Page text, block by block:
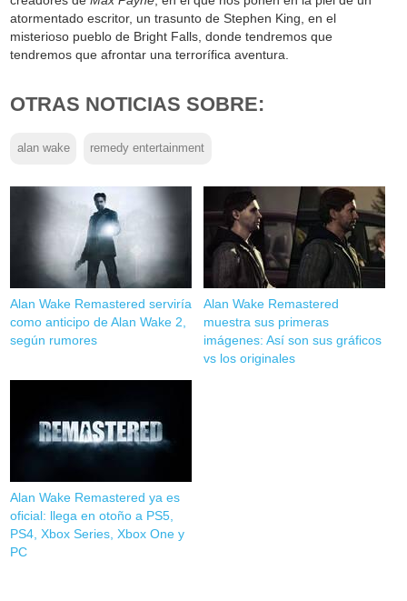
atormentado escritor, un trasunto de Stephen King, en el
misterioso pueblo de Bright Falls, donde tendremos que
tendremos que afrontar una terrorífica aventura.
OTRAS NOTICIAS SOBRE:
alan wake remedy entertainment
Alan Wake Remastered serviría
como anticipo de Alan Wake 2,
según rumores
Alan Wake Remastered
muestra sus primeras
imágenes: Así son sus gráficos
vs los originales
Alan Wake Remastered ya es
oficial: llega en otoño a PS5,
PS4, Xbox Series, Xbox One y
PC